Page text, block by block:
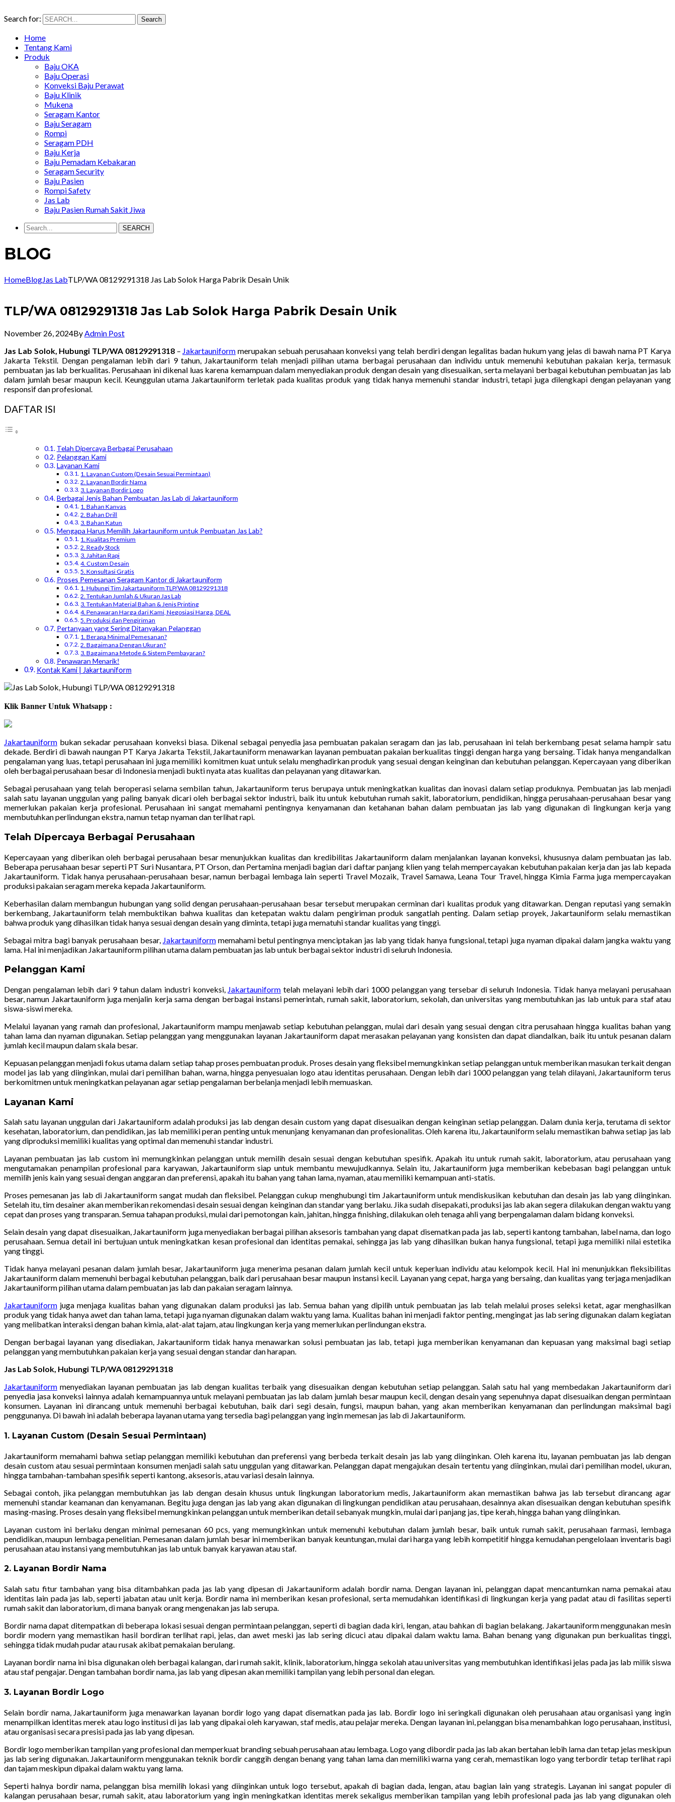
Search for: Search
Home
Tentang Kami
Produk
Baju OKA
Baju Operasi
Konveksi Baju Perawat
Baju Klinik
Mukena
Seragam Kantor
Baju Seragam
Rompi
Seragam PDH
Baju Kerja
Baju Pemadam Kebakaran
Seragam Security
Baju Pasien
Rompi Safety
Jas Lab
Baju Pasien Rumah Sakit Jiwa
SEARCH
BLOG
HomeBlogJas LabTLP/WA 08129291318 Jas Lab Solok Harga Pabrik Desain Unik
TLP/WA 08129291318 Jas Lab Solok Harga Pabrik Desain Unik
November 26, 2024By Admin Post
Jas Lab Solok, Hubungi TLP/WA 08129291318– Jakartauniform merupakan sebuah perusahaan konveksi yang telah berdiri dengan legalitas badan hukum yang jelas di bawah nama PT Karya
Jakarta Tekstil. Dengan pengalaman lebih dari 9 tahun, Jakartauniform telah menjadi pilihan utama berbagai perusahaan dan individu untuk memenuhi kebutuhan pakaian kerja, termasuk
pembuatan jas lab berkualitas. Perusahaan ini dikenal luas karena kemampuan dalam menyediakan produk dengan desain yang disesuaikan, serta melayani berbagai kebutuhan pembuatan jas lab
dalam jumlah besar maupun kecil. Keunggulan utama Jakartauniform terletak pada kualitas produk yang tidak hanya memenuhi standar industri, tetapi juga dilengkapi dengan pelayanan yang
responsif dan profesional.
DAFTAR ISI
Telah Dipercaya Berbagai Perusahaan
Pelanggan Kami
Layanan Kami
1. Layanan Custom (Desain Sesuai Permintaan)
2. Layanan Bordir Nama
3. Layanan Bordir Logo
Berbagai Jenis Bahan Pembuatan Jas Lab di Jakartauniform
1. Bahan Kanvas
2. Bahan Drill
3. Bahan Katun
Mengapa Harus Memilih Jakartauniform untuk Pembuatan Jas Lab?
1. Kualitas Premium
2. Ready Stock
3. Jahitan Rapi
4. Custom Desain
5. Konsultasi Gratis
Proses Pemesanan Seragam Kantor di Jakartauniform
1. Hubungi Tim Jakartauniform TLP/WA 08129291318
2. Tentukan Jumlah & Ukuran Jas Lab
3. Tentukan Material Bahan & Jenis Printing
4. Penawaran Harga dari Kami, Negosiasi Harga, DEAL
5. Produksi dan Pengiriman
Pertanyaan yang Sering Ditanyakan Pelanggan
1. Berapa Minimal Pemesanan?
2. Bagaimana Dengan Ukuran?
3. Bagaimana Metode & Sistem Pembayaran?
Penawaran Menarik!
Kontak Kami | Jakartauniform
Klik Banner Untuk Whatsapp :
Jakartauniform bukan sekadar perusahaan konveksi biasa. Dikenal sebagai penyedia jasa pembuatan pakaian seragam dan jas lab, perusahaan ini telah berkembang pesat selama hampir satu
dekade. Berdiri di bawah naungan PT Karya Jakarta Tekstil, Jakartauniform menawarkan layanan pembuatan pakaian berkualitas tinggi dengan harga yang bersaing. Tidak hanya mengandalkan
pengalaman yang luas, tetapi perusahaan ini juga memiliki komitmen kuat untuk selalu menghadirkan produk yang sesuai dengan keinginan dan kebutuhan pelanggan. Kepercayaan yang diberikan
oleh berbagai perusahaan besar di Indonesia menjadi bukti nyata atas kualitas dan pelayanan yang ditawarkan.
Sebagai perusahaan yang telah beroperasi selama sembilan tahun, Jakartauniform terus berupaya untuk meningkatkan kualitas dan inovasi dalam setiap produknya. Pembuatan jas lab menjadi
salah satu layanan unggulan yang paling banyak dicari oleh berbagai sektor industri, baik itu untuk kebutuhan rumah sakit, laboratorium, pendidikan, hingga perusahaan-perusahaan besar yang
memerlukan pakaian kerja profesional. Perusahaan ini sangat memahami pentingnya kenyamanan dan ketahanan bahan dalam pembuatan jas lab yang digunakan di lingkungan kerja yang
membutuhkan perlindungan ekstra, namun tetap nyaman dan terlihat rapi.
Telah Dipercaya Berbagai Perusahaan
Kepercayaan yang diberikan oleh berbagai perusahaan besar menunjukkan kualitas dan kredibilitas Jakartauniform dalam menjalankan layanan konveksi, khususnya dalam pembuatan jas lab.
Beberapa perusahaan besar seperti PT Suri Nusantara, PT Orson, dan Pertamina menjadi bagian dari daftar panjang klien yang telah mempercayakan kebutuhan pakaian kerja dan jas lab kepada
Jakartauniform. Tidak hanya perusahaan-perusahaan besar, namun berbagai lembaga lain seperti Travel Mozaik, Travel Samawa, Leana Tour Travel, hingga Kimia Farma juga mempercayakan
produksi pakaian seragam mereka kepada Jakartauniform.
Keberhasilan dalam membangun hubungan yang solid dengan perusahaan-perusahaan besar tersebut merupakan cerminan dari kualitas produk yang ditawarkan. Dengan reputasi yang semakin
berkembang, Jakartauniform telah membuktikan bahwa kualitas dan ketepatan waktu dalam pengiriman produk sangatlah penting. Dalam setiap proyek, Jakartauniform selalu memastikan
bahwa produk yang dihasilkan tidak hanya sesuai dengan desain yang diminta, tetapi juga mematuhi standar kualitas yang tinggi.
Sebagai mitra bagi banyak perusahaan besar, Jakartauniform memahami betul pentingnya menciptakan jas lab yang tidak hanya fungsional, tetapi juga nyaman dipakai dalam jangka waktu yang
lama. Hal ini menjadikan Jakartauniform pilihan utama dalam pembuatan jas lab untuk berbagai sektor industri di seluruh Indonesia.
Pelanggan Kami
Dengan pengalaman lebih dari 9 tahun dalam industri konveksi, Jakartauniform telah melayani lebih dari 1000 pelanggan yang tersebar di seluruh Indonesia. Tidak hanya melayani perusahaan
besar, namun Jakartauniform juga menjalin kerja sama dengan berbagai instansi pemerintah, rumah sakit, laboratorium, sekolah, dan universitas yang membutuhkan jas lab untuk para staf atau
siswa-siswi mereka.
Melalui layanan yang ramah dan profesional, Jakartauniform mampu menjawab setiap kebutuhan pelanggan, mulai dari desain yang sesuai dengan citra perusahaan hingga kualitas bahan yang
tahan lama dan nyaman digunakan. Setiap pelanggan yang menggunakan layanan Jakartauniform dapat merasakan pelayanan yang konsisten dan dapat diandalkan, baik itu untuk pesanan dalam
jumlah kecil maupun dalam skala besar.
Kepuasan pelanggan menjadi fokus utama dalam setiap tahap proses pembuatan produk. Proses desain yang fleksibel memungkinkan setiap pelanggan untuk memberikan masukan terkait dengan
model jas lab yang diinginkan, mulai dari pemilihan bahan, warna, hingga penyesuaian logo atau identitas perusahaan. Dengan lebih dari 1000 pelanggan yang telah dilayani, Jakartauniform terus
berkomitmen untuk meningkatkan pelayanan agar setiap pengalaman berbelanja menjadi lebih memuaskan.
Layanan Kami
Salah satu layanan unggulan dari Jakartauniform adalah produksi jas lab dengan desain custom yang dapat disesuaikan dengan keinginan setiap pelanggan. Dalam dunia kerja, terutama di sektor
kesehatan, laboratorium, dan pendidikan, jas lab memiliki peran penting untuk menunjang kenyamanan dan profesionalitas. Oleh karena itu, Jakartauniform selalu memastikan bahwa setiap jas lab
yang diproduksi memiliki kualitas yang optimal dan memenuhi standar industri.
Layanan pembuatan jas lab custom ini memungkinkan pelanggan untuk memilih desain sesuai dengan kebutuhan spesifik. Apakah itu untuk rumah sakit, laboratorium, atau perusahaan yang
mengutamakan penampilan profesional para karyawan, Jakartauniform siap untuk membantu mewujudkannya. Selain itu, Jakartauniform juga memberikan kebebasan bagi pelanggan untuk
memilih jenis kain yang sesuai dengan anggaran dan preferensi, apakah itu bahan yang tahan lama, nyaman, atau memiliki kemampuan anti-statis.
Proses pemesanan jas lab di Jakartauniform sangat mudah dan fleksibel. Pelanggan cukup menghubungi tim Jakartauniform untuk mendiskusikan kebutuhan dan desain jas lab yang diinginkan.
Setelah itu, tim desainer akan memberikan rekomendasi desain sesuai dengan keinginan dan standar yang berlaku. Jika sudah disepakati, produksi jas lab akan segera dilakukan dengan waktu yang
cepat dan proses yang transparan. Semua tahapan produksi, mulai dari pemotongan kain, jahitan, hingga finishing, dilakukan oleh tenaga ahli yang berpengalaman dalam bidang konveksi.
Selain desain yang dapat disesuaikan, Jakartauniform juga menyediakan berbagai pilihan aksesoris tambahan yang dapat disematkan pada jas lab, seperti kantong tambahan, label nama, dan logo
perusahaan. Semua detail ini bertujuan untuk meningkatkan kesan profesional dan identitas pemakai, sehingga jas lab yang dihasilkan bukan hanya fungsional, tetapi juga memiliki nilai estetika
yang tinggi.
Tidak hanya melayani pesanan dalam jumlah besar, Jakartauniform juga menerima pesanan dalam jumlah kecil untuk keperluan individu atau kelompok kecil. Hal ini menunjukkan fleksibilitas
Jakartauniform dalam memenuhi berbagai kebutuhan pelanggan, baik dari perusahaan besar maupun instansi kecil. Layanan yang cepat, harga yang bersaing, dan kualitas yang terjaga menjadikan
Jakartauniform pilihan utama dalam pembuatan jas lab dan pakaian seragam lainnya.
Jakartauniform juga menjaga kualitas bahan yang digunakan dalam produksi jas lab. Semua bahan yang dipilih untuk pembuatan jas lab telah melalui proses seleksi ketat, agar menghasilkan
produk yang tidak hanya awet dan tahan lama, tetapi juga nyaman digunakan dalam waktu yang lama. Kualitas bahan ini menjadi faktor penting, mengingat jas lab sering digunakan dalam kegiatan
yang melibatkan interaksi dengan bahan kimia, alat-alat tajam, atau lingkungan kerja yang memerlukan perlindungan ekstra.
Dengan berbagai layanan yang disediakan, Jakartauniform tidak hanya menawarkan solusi pembuatan jas lab, tetapi juga memberikan kenyamanan dan kepuasan yang maksimal bagi setiap
pelanggan yang membutuhkan pakaian kerja yang sesuai dengan standar dan harapan.
Jas Lab Solok, Hubungi TLP/WA 08129291318
Jakartauniform menyediakan layanan pembuatan jas lab dengan kualitas terbaik yang disesuaikan dengan kebutuhan setiap pelanggan. Salah satu hal yang membedakan Jakartauniform dari
penyedia jasa konveksi lainnya adalah kemampuannya untuk melayani pembuatan jas lab dalam jumlah besar maupun kecil, dengan desain yang sepenuhnya dapat disesuaikan dengan permintaan
konsumen. Layanan ini dirancang untuk memenuhi berbagai kebutuhan, baik dari segi desain, fungsi, maupun bahan, yang akan memberikan kenyamanan dan perlindungan maksimal bagi
penggunanya. Di bawah ini adalah beberapa layanan utama yang tersedia bagi pelanggan yang ingin memesan jas lab di Jakartauniform.
1. Layanan Custom (Desain Sesuai Permintaan)
Jakartauniform memahami bahwa setiap pelanggan memiliki kebutuhan dan preferensi yang berbeda terkait desain jas lab yang diinginkan. Oleh karena itu, layanan pembuatan jas lab dengan
desain custom atau sesuai permintaan konsumen menjadi salah satu unggulan yang ditawarkan. Pelanggan dapat mengajukan desain tertentu yang diinginkan, mulai dari pemilihan model, ukuran,
hingga tambahan-tambahan spesifik seperti kantong, aksesoris, atau variasi desain lainnya.
Sebagai contoh, jika pelanggan membutuhkan jas lab dengan desain khusus untuk lingkungan laboratorium medis, Jakartauniform akan memastikan bahwa jas lab tersebut dirancang agar
memenuhi standar keamanan dan kenyamanan. Begitu juga dengan jas lab yang akan digunakan di lingkungan pendidikan atau perusahaan, desainnya akan disesuaikan dengan kebutuhan spesifik
masing-masing. Proses desain yang fleksibel memungkinkan pelanggan untuk memberikan detail sebanyak mungkin, mulai dari panjang jas, tipe kerah, hingga bahan yang diinginkan.
Layanan custom ini berlaku dengan minimal pemesanan 60 pcs, yang memungkinkan untuk memenuhi kebutuhan dalam jumlah besar, baik untuk rumah sakit, perusahaan farmasi, lembaga
pendidikan, maupun lembaga penelitian. Pemesanan dalam jumlah besar ini memberikan banyak keuntungan, mulai dari harga yang lebih kompetitif hingga kemudahan pengelolaan inventaris bagi
perusahaan atau instansi yang membutuhkan jas lab untuk banyak karyawan atau staf.
2. Layanan Bordir Nama
Salah satu fitur tambahan yang bisa ditambahkan pada jas lab yang dipesan di Jakartauniform adalah bordir nama. Dengan layanan ini, pelanggan dapat mencantumkan nama pemakai atau
identitas lain pada jas lab, seperti jabatan atau unit kerja. Bordir nama ini memberikan kesan profesional, serta memudahkan identifikasi di lingkungan kerja yang padat atau di fasilitas seperti
rumah sakit dan laboratorium, di mana banyak orang mengenakan jas lab serupa.
Bordir nama dapat ditempatkan di beberapa lokasi sesuai dengan permintaan pelanggan, seperti di bagian dada kiri, lengan, atau bahkan di bagian belakang. Jakartauniform menggunakan mesin
bordir modern yang memastikan hasil bordiran terlihat rapi, jelas, dan awet meski jas lab sering dicuci atau dipakai dalam waktu lama. Bahan benang yang digunakan pun berkualitas tinggi,
sehingga tidak mudah pudar atau rusak akibat pemakaian berulang.
Layanan bordir nama ini bisa digunakan oleh berbagai kalangan, dari rumah sakit, klinik, laboratorium, hingga sekolah atau universitas yang membutuhkan identifikasi jelas pada jas lab milik siswa
atau staf pengajar. Dengan tambahan bordir nama, jas lab yang dipesan akan memiliki tampilan yang lebih personal dan elegan.
3. Layanan Bordir Logo
Selain bordir nama, Jakartauniform juga menawarkan layanan bordir logo yang dapat disematkan pada jas lab. Bordir logo ini seringkali digunakan oleh perusahaan atau organisasi yang ingin
menampilkan identitas merek atau logo institusi di jas lab yang dipakai oleh karyawan, staf medis, atau pelajar mereka. Dengan layanan ini, pelanggan bisa menambahkan logo perusahaan, institusi,
atau organisasi secara presisi pada jas lab yang dipesan.
Bordir logo memberikan tampilan yang profesional dan memperkuat branding sebuah perusahaan atau lembaga. Logo yang dibordir pada jas lab akan bertahan lebih lama dan tetap jelas meskipun
jas lab sering digunakan. Jakartauniform menggunakan teknik bordir canggih dengan benang yang tahan lama dan memiliki warna yang cerah, memastikan logo yang terbordir tetap terlihat rapi
dan tajam meskipun dipakai dalam waktu yang lama.
Seperti halnya bordir nama, pelanggan bisa memilih lokasi yang diinginkan untuk logo tersebut, apakah di bagian dada, lengan, atau bagian lain yang strategis. Layanan ini sangat populer di
kalangan perusahaan besar, rumah sakit, atau laboratorium yang ingin meningkatkan identitas merek sekaligus memberikan tampilan yang lebih profesional pada jas lab yang digunakan oleh